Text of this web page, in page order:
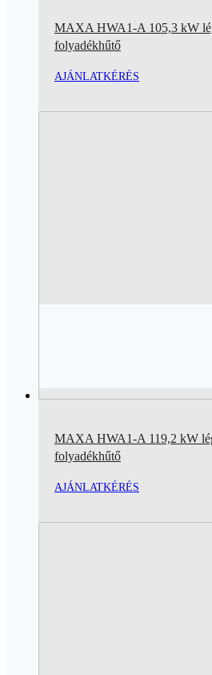
MAXA HWA1-A 105,3 kW
folyadékhűtő
AJÁNLATKÉRÉS
MAXA HWA1-A 119,2 kW
folyadékhűtő
AJÁNLATKÉRÉS